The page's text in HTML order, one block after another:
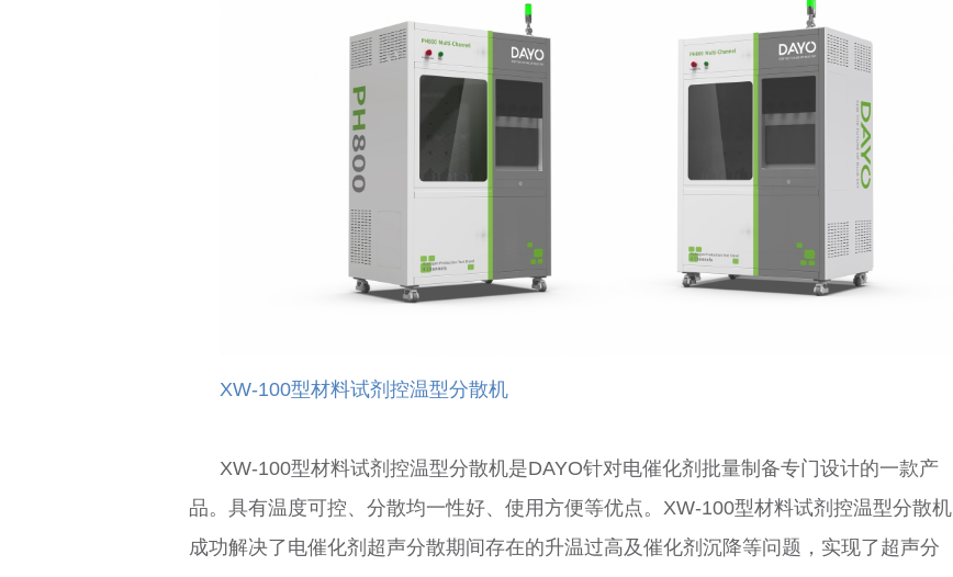
XW-100型材料试剂控温型分散机
XW-100型材料试剂控温型分散机是DAYO针对电催化剂批量制备专门设计的一款产
品。具有温度可控、分散均一性好、使用方便等优点。XW-100型材料试剂控温型分散机
成功解决了电催化剂超声分散期间存在的升温过高及催化剂沉降等问题，实现了超声分